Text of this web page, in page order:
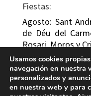
Fiestas:
Agosto: Sant
de Déu del
Rosari. Moros y
Playas de Miramar
Usamos cookies
navegación en nuestra
personalizados y
en nuestra web y para